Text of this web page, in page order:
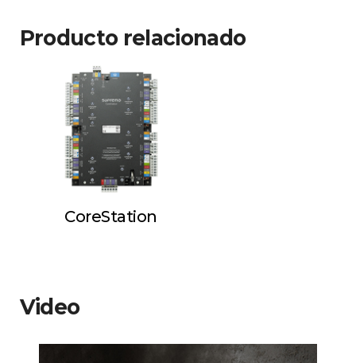
Producto relacionado
CoreStation
Video